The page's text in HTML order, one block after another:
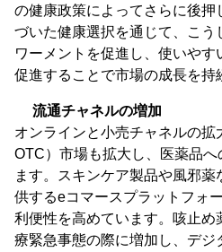
の健康政策によってさらに後押
づいた健康選択を通じて、こ
ワーメントを促進し、使いや
促進することで市場の成長を持
流通チャネルの増加
オンラインと小売チャネルの拡
OTC）市場も拡大し、医薬品
ます。スキンケア製品や風邪
供するeコマースプラットフォ
利便性を高めています。咳止め
療緊急事態の際に増加し、デジ